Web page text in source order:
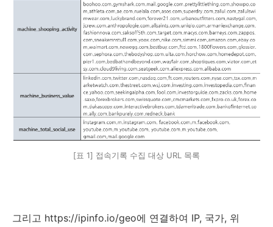
[표 1] 접속기록 수집 대상 URL 목록
그리고 https://ipinfo.io/geo에 연결하여 IP, 국가, 위